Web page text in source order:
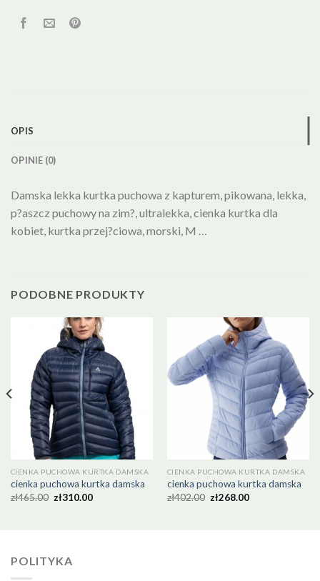
OPIS
OPINIE (0)
Damska lekka kurtka puchowa z kapturem, pikowana, lekka,
p?aszcz puchowy na zim?, ultralekka, cienka kurtka dla
kobiet, kurtka przej?ciowa, morski, M …
PODOBNE PRODUKTY
CIENKA PUCHOWA KURTKA DAMSKA
cienka puchowa kurtka damska
zł465.00 zł310.00
CIENKA PUCHOWA KURTKA DAMSKA
cienka puchowa kurtka damska
zł402.00 zł268.00
POLITYKA